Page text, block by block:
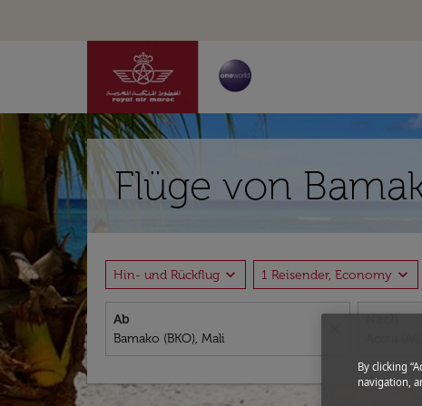
Flüge von
Hin- und Rückflug expand_more 1 Reisender, Economy expand_more
Ab
By clicking
navigation,